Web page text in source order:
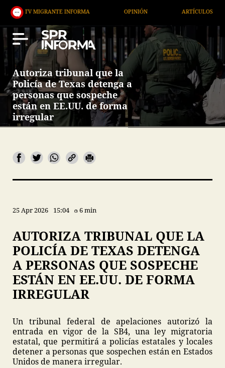
MIGRANTE INFORMA ARTÍCULOS
Autoriza tribunal que la
Policía de Texas detenga a
personas que sospeche
están en EE.UU. de forma
irregular
25 Apr 2026 15:04 6 min
AUTORIZA TRIBUNAL QUE LA
POLICÍA DE TEXAS DETENGA
A PERSONAS QUE SOSPECHE
ESTÁN EN EE.UU. DE FORMA
IRREGULAR
Un tribunal federal de apelaciones autorizó la
entrada en vigor de la SB4, una ley migratoria
estatal, que permitirá a policías estatales y locales
detener a personas que sospechen están en Estados
Unidos de manera irregular.